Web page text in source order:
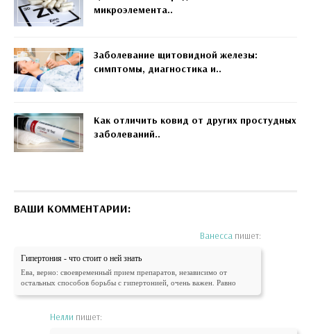
микроэлемента..
Заболевание щитовидной железы:
симптомы, диагностика и..
Как отличить ковид от других простудных
заболеваний..
ВАШИ КОММЕНТАРИИ:
Ванесса пишет:
Гипертония - что стоит о ней знать
Ева, верно: своевременный прием препаратов, независимо от
остальных способов борьбы с гипертонией, очень важен. Равно
Нелли пишет: